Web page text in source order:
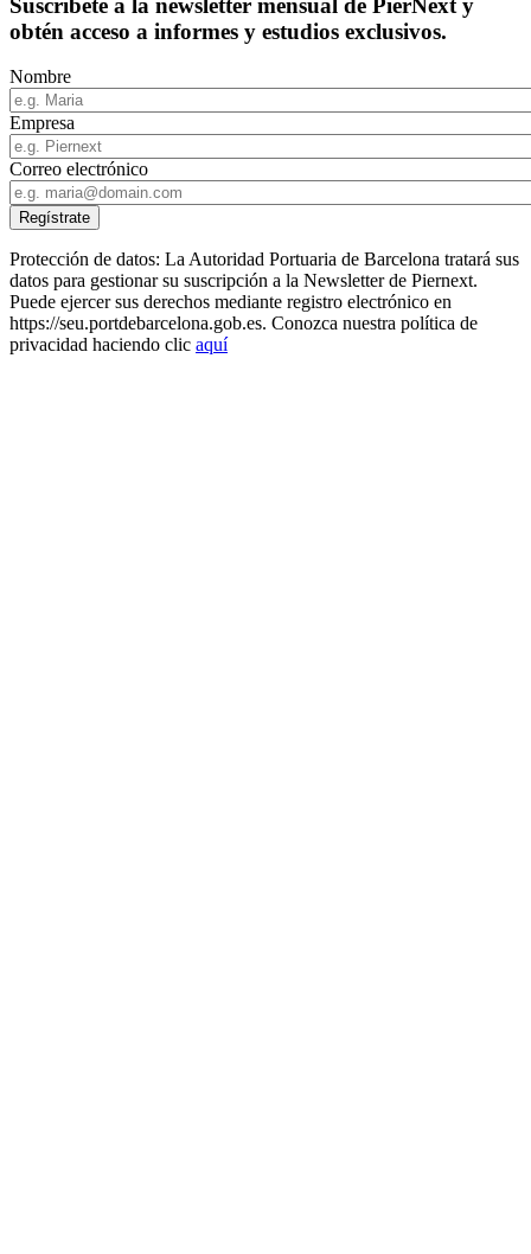
obtén acceso a informes y estudios exclusivos.
Nombre
Empresa
Correo electrónico
Protección de datos: La Autoridad Portuaria de Barcelona tratará sus
datos para gestionar su suscripción a la Newsletter de Piernext.
Puede ejercer sus derechos mediante registro electrónico en
https://seu.portdebarcelona.gob.es. Conozca nuestra política de
privacidad haciendo clic aquí